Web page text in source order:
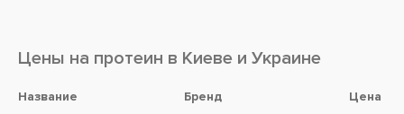
Цены на протеин в Киеве и Украине
Название Бренд
Цена